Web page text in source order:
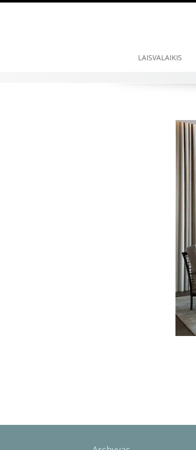
LAISVALAIKIS
Navigation